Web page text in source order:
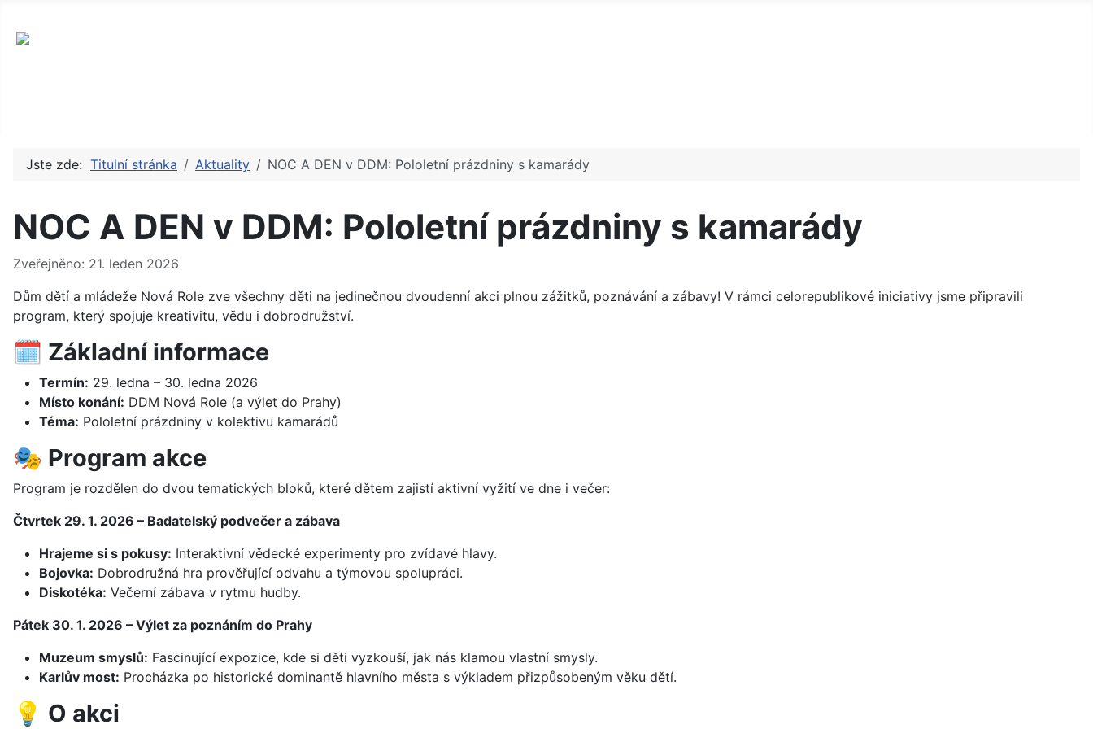
Jste zde: Titulní stránka Aktuality NOC A DEN v DDM: Pololetní prázdniny s kamarády
NOC A DEN v DDM: Pololetní prázdniny s kamarády
Základní údaje
Zveřejněno: 21. leden 2026
Dům dětí a mládeže Nová Role zve všechny děti na jedinečnou dvoudenní akci plnou zážitků, poznávání a zábavy! V rámci celorepublikové iniciativy jsme připravili
program, který spojuje kreativitu, vědu i dobrodružství.
🗓️ Základní informace
Termín: 29. ledna – 30. ledna 2026
Místo konání: DDM Nová Role (a výlet do Prahy)
Téma: Pololetní prázdniny v kolektivu kamarádů
🎭 Program akce
Program je rozdělen do dvou tematických bloků, které dětem zajistí aktivní vyžití ve dne i večer:
Čtvrtek 29. 1. 2026 – Badatelský podvečer a zábava
Hrajeme si s pokusy: Interaktivní vědecké experimenty pro zvídavé hlavy.
Bojovka: Dobrodružná hra prověřující odvahu a týmovou spolupráci.
Diskotéka: Večerní zábava v rytmu hudby.
Pátek 30. 1. 2026 – Výlet za poznáním do Prahy
Muzeum smyslů: Fascinující expozice, kde si děti vyzkouší, jak nás klamou vlastní smysly.
Karlův most: Procházka po historické dominantě hlavního města s výkladem přizpůsobeným věku dětí.
💡 O akci